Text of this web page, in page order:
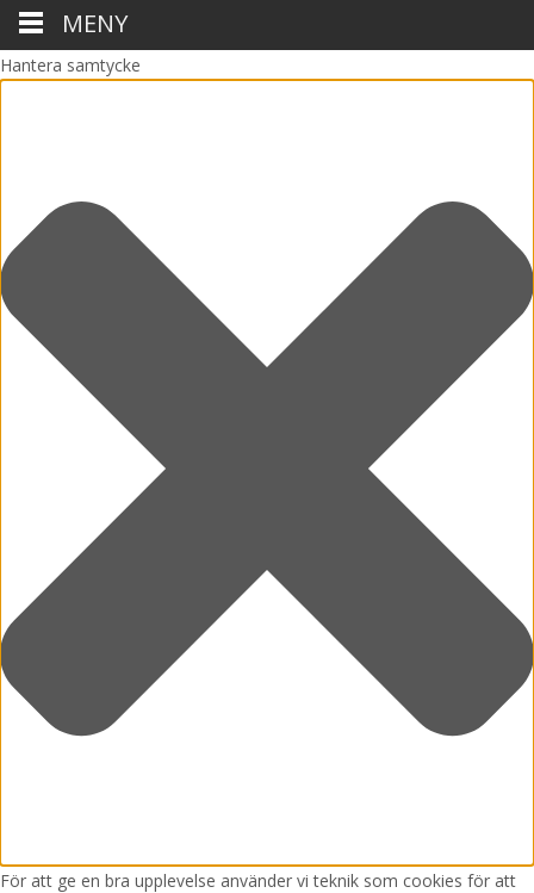
Hantera samtycke
För att ge en bra upplevelse använder vi teknik som cookies för att
MENY